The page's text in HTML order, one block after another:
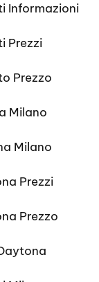
Informazioni
Prezzi
Prezzo
Milano
Milano
Prezzi
Prezzo